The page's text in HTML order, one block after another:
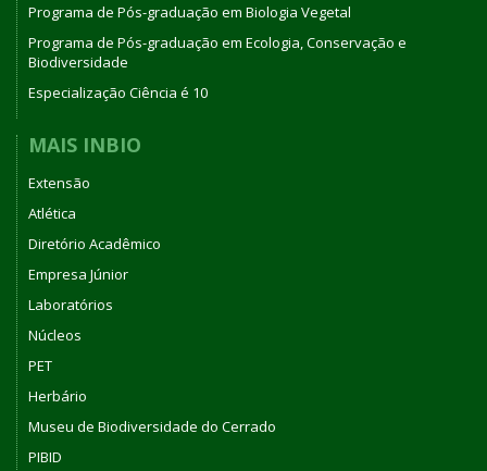
Programa de Pós-graduação em Biologia Vegetal
Programa de Pós-graduação em Ecologia, Conservação e
Biodiversidade
Especialização Ciência é 10
MAIS INBIO
Extensão
Atlética
Diretório Acadêmico
Empresa Júnior
Laboratórios
Núcleos
PET
Herbário
Museu de Biodiversidade do Cerrado
PIBID